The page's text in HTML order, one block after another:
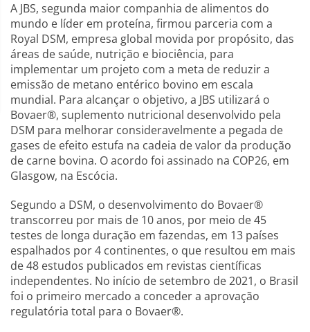
A JBS, segunda maior companhia de alimentos do
mundo e líder em proteína, firmou parceria com a
Royal DSM, empresa global movida por propósito, das
áreas de saúde, nutrição e biociência, para
implementar um projeto com a meta de reduzir a
emissão de metano entérico bovino em escala
mundial. Para alcançar o objetivo, a JBS utilizará o
Bovaer®, suplemento nutricional desenvolvido pela
DSM para melhorar consideravelmente a pegada de
gases de efeito estufa na cadeia de valor da produção
de carne bovina. O acordo foi assinado na COP26, em
Glasgow, na Escócia.
Segundo a DSM, o desenvolvimento do Bovaer®
transcorreu por mais de 10 anos, por meio de 45
testes de longa duração em fazendas, em 13 países
espalhados por 4 continentes, o que resultou em mais
de 48 estudos publicados em revistas científicas
independentes. No início de setembro de 2021, o Brasil
foi o primeiro mercado a conceder a aprovação
regulatória total para o Bovaer®.